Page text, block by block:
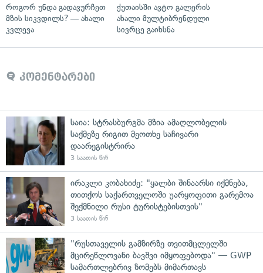
როგორ უნდა გადავურჩეთ
მზის სიკვდილს? — ახალი
კვლევა
ქუთაისში ავტო გალერის
ახალი მულტიბრენდული
სივრცე გაიხსნა
კომენტარები
საია: სტრასბურგმა მზია ამაღლობელის
საქმეზე რიგით მეოთხე საჩივარი
დაარეგისტრირა
3 საათის წინ
ირაკლი კობახიძე: "ყალბი შინაარსი იქმნება,
თითქოს საქართველოში უარყოფითი გარემოა
შექმნილი რუსი ტურისტებისთვის"
3 საათის წინ
"რუსთაველის გამზირზე თვითმცლელში
მცირეწლოვანი ბავშვი იმყოფებოდა" — GWP
სამართლებრივ ზომებს მიმართავს